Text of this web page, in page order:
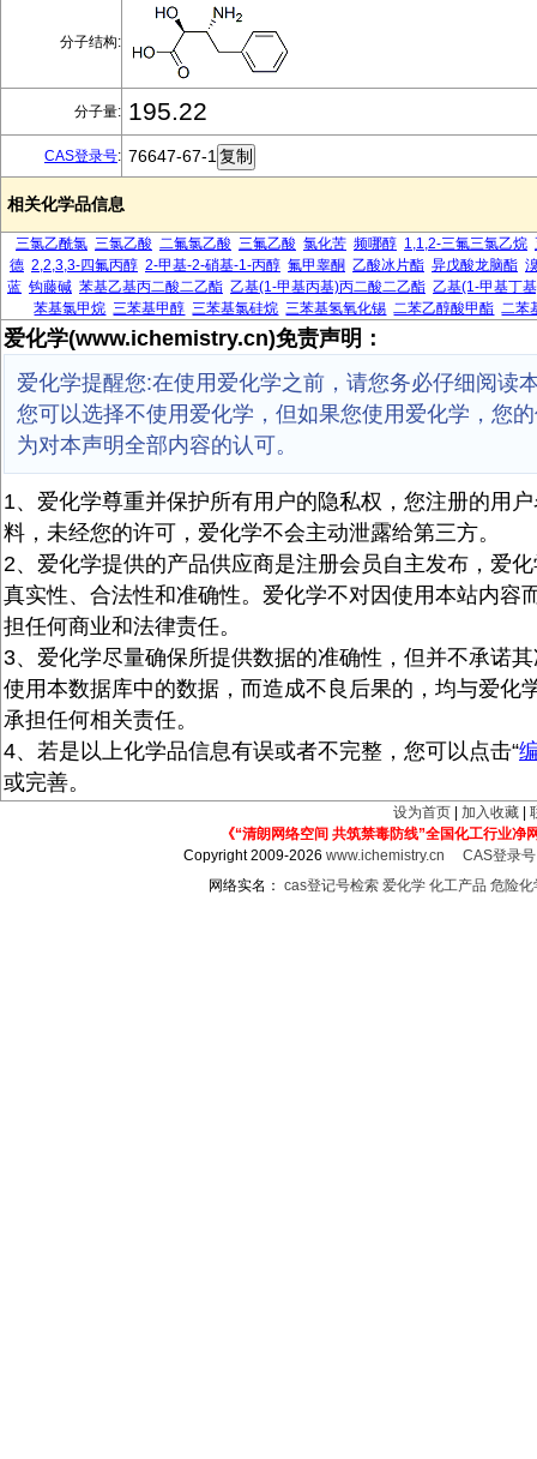
分子结构:
分子量: 195.22
CAS登录号: 76647-67-1
相关化学品信息
三氯乙酰氯 三氯乙酸 二氟氯乙酸 三氟乙酸 氯化苦 频哪醇 1,1,2-三氟三氯乙烷
德 2,2,3,3-四氟丙醇 2-甲基-2-硝基-1-丙醇 氟甲睾酮 乙酸冰片酯 异戊酸龙脑酯
蓝 钩藤碱 苯基乙基丙二酸二乙酯 乙基(1-甲基丙基)丙二酸二乙酯 乙基(1-甲基丁
苯基氯甲烷 三苯基甲醇 三苯基氯硅烷 三苯基氢氧化锡 二苯乙醇酸甲酯 二苯
爱化学(www.ichemistry.cn)免责声明：
爱化学提醒您:在使用爱化学之前，请您务必仔细阅读
您可以选择不使用爱化学，但如果您使用爱化学，您
为对本声明全部内容的认可。
1、爱化学尊重并保护所有用户的隐私权，您注册的用
料，未经您的许可，爱化学不会主动泄露给第三方。
2、爱化学提供的产品供应商是注册会员自主发布，爱
真实性、合法性和准确性。爱化学不对因使用本站内容
担任何商业和法律责任。
3、爱化学尽量确保所提供数据的准确性，但并不承诺
使用本数据库中的数据，而造成不良后果的，均与爱化
承担任何相关责任。
4、若是以上化学品信息有误或者不完整，您可以点击“
或完善。
设为首页 加入收藏
《“清朗网络空间 共筑禁毒防线”全国化工行业净
Copyright 2009-2026www.ichemistry.cn
CAS登录
网络实名： cas登记号检索 爱化学 化工产品 危险化